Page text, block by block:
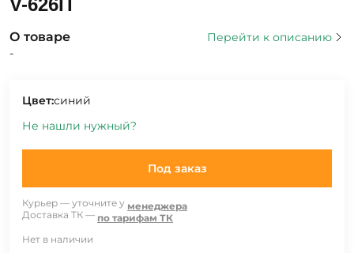
V-626IT
О товаре
Перейти к описанию
-
Цвет:синий
Не нашли нужный?
Под заказ
Курьер — уточните у менеджера
Доставка ТК — по тарифам ТК
Нет в наличии